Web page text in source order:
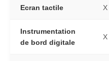
Ecran tactile X
Instrumentation
de bord digitale
X